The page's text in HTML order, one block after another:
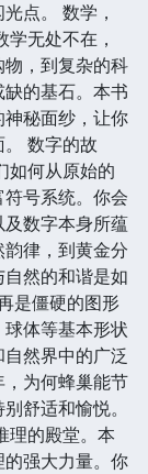
点。 数学，
无处不在，
，到复杂的科
的基石。本书
秘面纱，让你
数字的故
如何从原始的
号系统。你会
数字本身所蕴
律，到黄金分
然的和谐是如
是僵硬的图形
体等基本形状
然界中的广泛
为何蜂巢能节
舒适和愉悦。
理的殿堂。本
强大力量。你